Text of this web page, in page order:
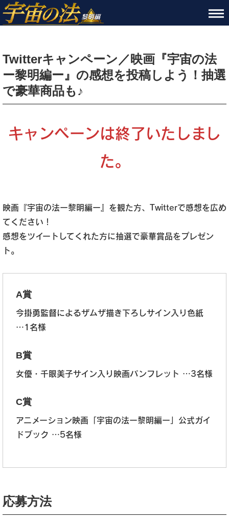
Twitterキャンペーン／映画『宇宙の法
ー黎明編ー』の感想を投稿しよう！抽選
で豪華商品も♪
キャンペーンは終了いたしまし
た。
映画『宇宙の法ー黎明編ー』を観た方、Twitterで感想を広め
てください！
感想をツイートしてくれた方に抽選で豪華賞品をプレゼン
ト。
A賞
今掛勇監督によるザムザ描き下ろしサイン入り色紙
…1名様
B賞
女優・千眼美子サイン入り映画パンフレット …3名様
C賞
アニメーション映画「宇宙の法ー黎明編ー」公式ガイ
ドブック …5名様
応募方法